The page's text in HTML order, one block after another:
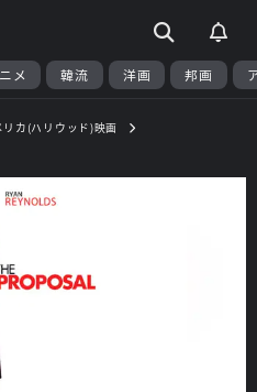
メ 韓流 洋画 邦画
リカ(ハリウッド)映画